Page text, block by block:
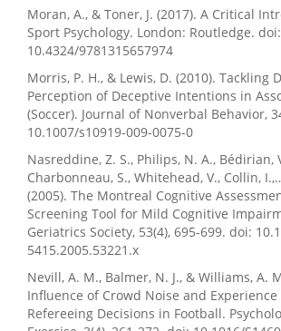
Moran, A., & Toner, J. (2017). A Critical
Sport Psychology. London: Routledge. doi:
10.4324/9781315657974
Morris, P. H., & Lewis, D. (2010). Tackling
Perception of Deceptive Intentions in
(Soccer). Journal of Nonverbal Behavior,
10.1007/s10919-009-0075-0
Nasreddine, Z. S., Philips, N. A., Bédirian,
Charbonneau, S., Whitehead, V., Collin,
(2005). The Montreal Cognitive
Screening Tool for Mild Cognitive
Geriatrics Society, 53(4), 695-699. doi:
5415.2005.53221.x
Nevill, A. M., Balmer, N. J., & Williams, A.
Influence of Crowd Noise and
Refereeing Decisions in Football.